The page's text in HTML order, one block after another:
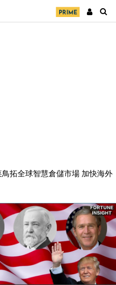
拓全球智慧倉儲市場 加快海外
磯高球場活動前 男子攜槍彈被捕
落至51 企業擴張放慢兼縮減人
360億美元 支援Anthropic租用